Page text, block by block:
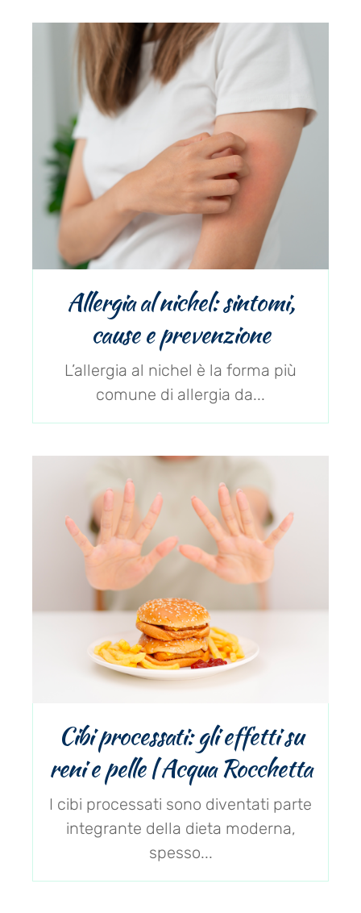
Allergia al nichel: sintomi,
cause e prevenzione
L’allergia al nichel è la forma più
comune di allergia da...
Cibi processati: gli effetti su
reni e pelle | Acqua Rocchetta
I cibi processati sono diventati parte
integrante della dieta moderna,
spesso...